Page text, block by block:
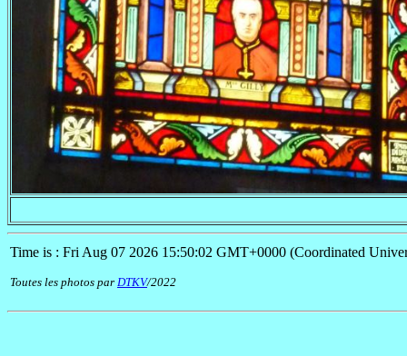
Time is : Fri Aug 07 2026 15:50:02 GMT+0000 (Coordinated
Toutes les photos par DTKV/2022